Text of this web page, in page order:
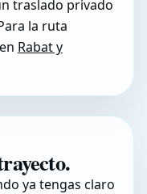
traslado privado
la ruta
Rabat y
ya tengas claro